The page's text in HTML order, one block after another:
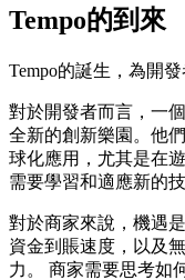
Tempo的到來
Tempo的誕生，為開
對於開發者而言，一
全新的創新樂園。他
球化應用，尤其是在
需要學習和適應新的技
對於商家來說，機遇
資金到賬速度，以及
力。 商家需要思考如